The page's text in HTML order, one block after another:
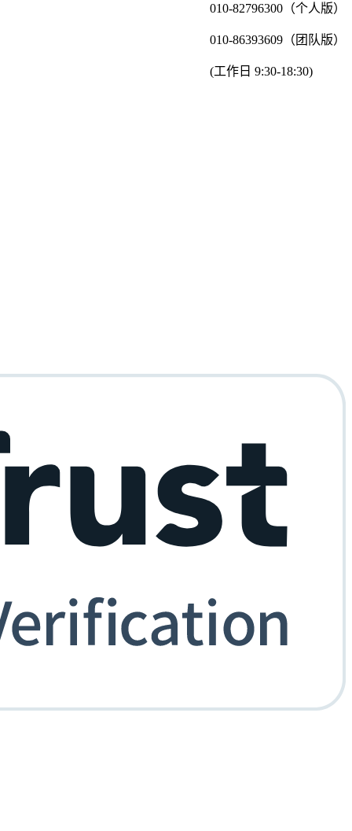
010-82796300（个人版）
010-86393609（团队版）
(工作日 9:30-18:30)